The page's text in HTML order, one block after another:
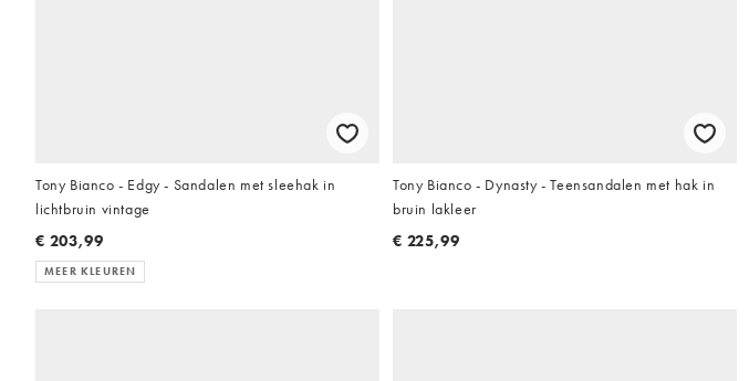
Tony Bianco - Edgy - Sandalen met sleehak in
lichtbruin vintage
€ 203,99
MEER KLEUREN
Tony Bianco - Dynasty - Teensandalen met hak in
bruin lakleer
€ 225,99